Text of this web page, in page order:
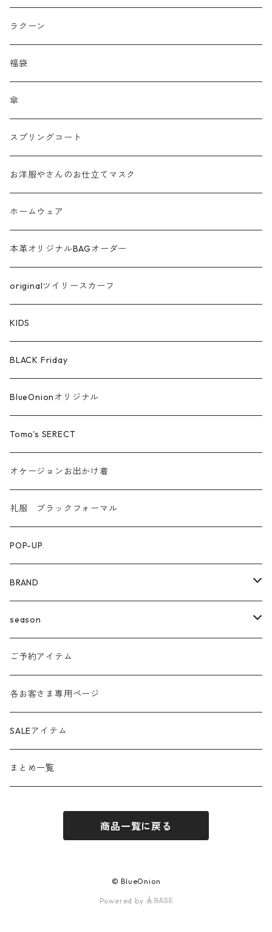
刺繍レース
メッシュ
チュール
フリンジ フェザー
シャギー
ラメ
サテン
綿ローン
シルケットコットン
ファー ムートン
汗染み防止
ラクーン
福袋
傘
スプリングコート
お洋服やさんのお仕立てマスク
ホームウェア
本革オリジナルBAGオーダー
originalツイリースカーフ
KIDS
BLACK Friday
BlueOnionオリジナル
Tomo's SERECT
オケージョンお出かけ着
礼服 ブラックフォーマル
POP-UP
BRAND
agnost
amo
anana
ante aciem
any
blanco / uncleDaves
season
24ss
24aw
25ss
25aw
ご予約アイテム
各お客さま専用ページ
SALEアイテム
まとめ一覧
商品一覧に戻る
© BlueOnion
Powered by